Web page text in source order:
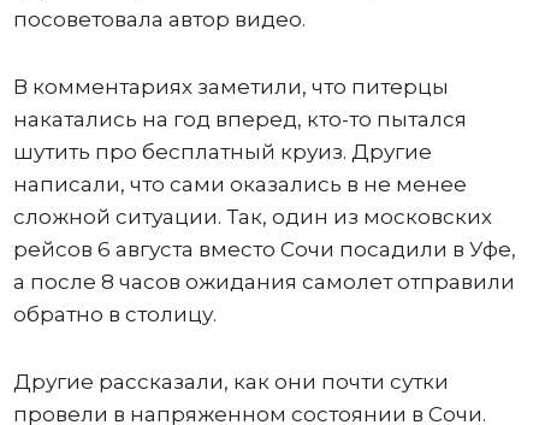
посоветовала автор видео.
В комментариях заметили, что питерцы
накатались на год вперед, кто-то пытался
шутить про бесплатный круиз. Другие
написали, что сами оказались в не менее
сложной ситуации. Так, один из московских
рейсов 6 августа вместо Сочи посадили в Уфе,
а после 8 часов ожидания самолет отправили
обратно в столицу.
Другие рассказали, как они почти сутки
провели в напряженном состоянии в Сочи.